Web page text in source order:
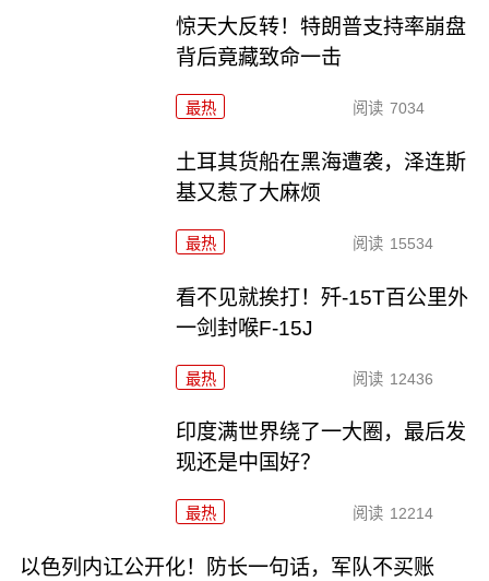
惊天大反转！特朗普支持率崩盘
背后竟藏致命一击
最热 阅读 7034
土耳其货船在黑海遭袭，泽连斯
基又惹了大麻烦
最热 阅读 15534
看不见就挨打！歼-15T百公里外
一剑封喉F-15J
最热 阅读 12436
印度满世界绕了一大圈，最后发
现还是中国好？
最热 阅读 12214
以色列内讧公开化！防长一句话，军队不买账